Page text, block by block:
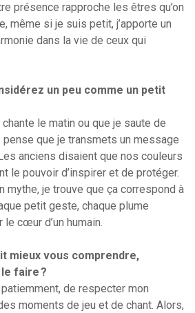
présence rapproche les êtres qu’on
même si je suis petit, j’apporte un
dans la vie de ceux qui
un peu comme un petit
chante le matin ou que je saute de
pense que je transmets un message
anciens disaient que nos couleurs
le pouvoir d’inspirer et de protéger.
mythe, je trouve que ça correspond à
petit geste, chaque plume
cœur d’un humain.
mieux vous comprendre,
faire ?
patiemment, de respecter mon
moments de jeu et de chant. Alors,